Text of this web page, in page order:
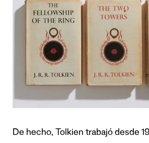
De hecho, Tolkien trabajó desde